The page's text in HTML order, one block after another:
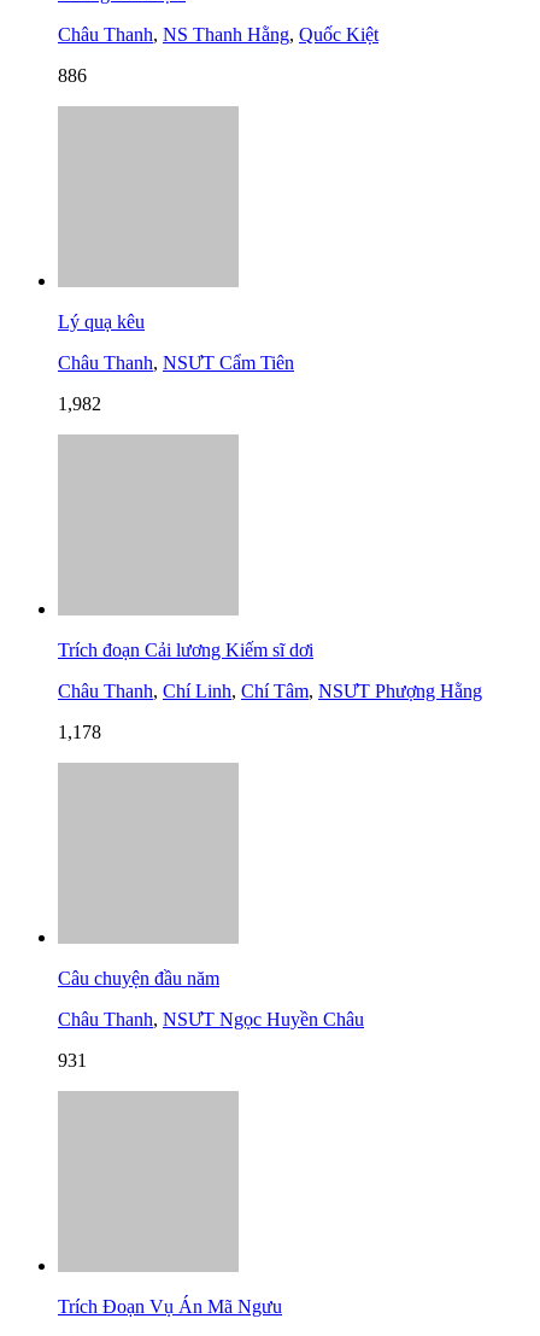
Châu Thanh, NS Thanh Hằng, Quốc Kiệt
886
Lý quạ kêu
Châu Thanh, NSƯT Cẩm Tiên
1,982
Trích đoạn Cải lương Kiếm sĩ dơi
Châu Thanh, Chí Linh, Chí Tâm, NSƯT Phượng Hằng
1,178
Câu chuyện đầu năm
Châu Thanh, NSƯT Ngọc Huyền Châu
931
Trích Đoạn Vụ Án Mã Ngưu